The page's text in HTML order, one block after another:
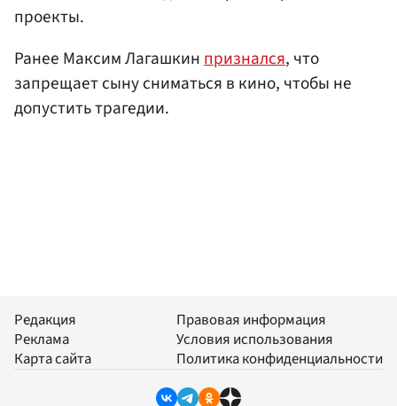
проекты.
Ранее Максим Лагашкинпризнался, что
запрещает сыну сниматься в кино, чтобы не
допустить трагедии.
Редакция
Реклама
Карта сайта
Правовая информация
Условия использования
Политика конфиденциальности